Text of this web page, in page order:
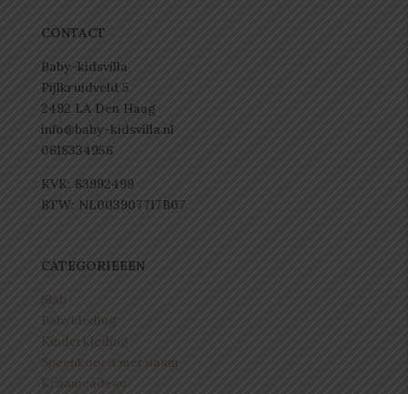
CONTACT
Baby-kidsvilla
Pijlkruidveld 5
2492 LA Den Haag
info@baby-kidsvilla.nl
0618334956
KVK: 83992499
BTW: NL003907717B07
CATEGORIEEEN
Slab
Babykleding
Kinderkleding
Speenkoord met naam
Kraamcadeau